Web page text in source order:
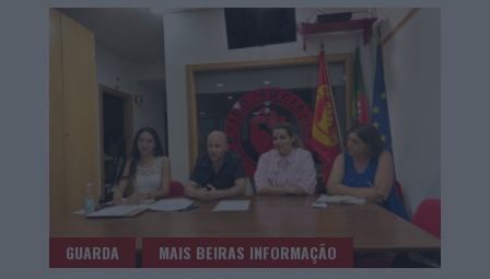
GUARDA MAIS BEIRAS INFORMAÇÃO